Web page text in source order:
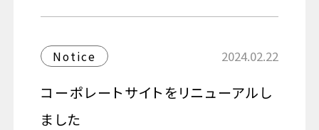
Notice 2024.02.22
コーポレートサイトをリニューアルし
ました